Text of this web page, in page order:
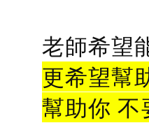
老師希望
更希望幫
幫助你 不